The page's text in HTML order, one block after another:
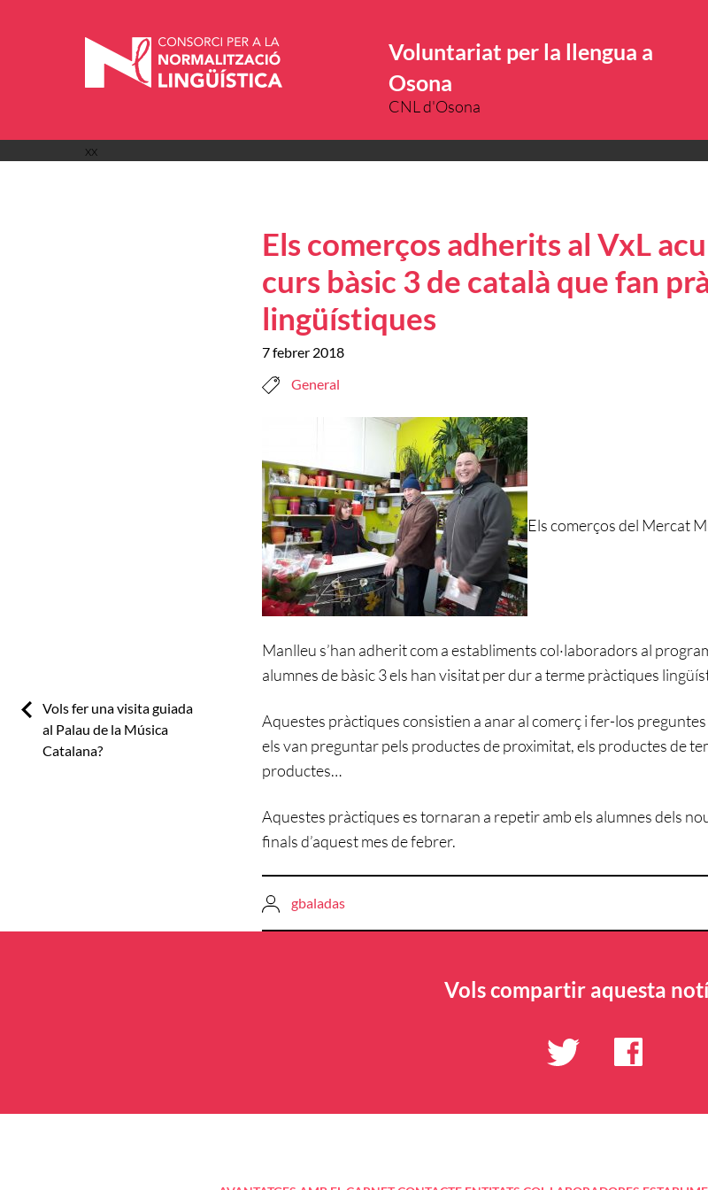
Voluntariat per la llengua a
Osona
CNL d'Osona
xx
Els comerços adherits al VxL
curs bàsic 3 de català que fan
lingüístiques
7 febrer 2018
General
Els comerços del Mercat
Manlleu s’han adherit com a establiments col·laboradors al
alumnes de bàsic 3 els han visitat per dur a terme pràctiques
Aquestes pràctiques consistien a anar al comerç i fer-los
els van preguntar pels productes de proximitat, els productes de
productes…
Aquestes pràctiques es tornaran a repetir amb els alumnes dels
finals d’aquest mes de febrer.
gbaladas
Previous:
Vols fer una visita guiada
al Palau de la Música
Catalana?
Vols compartir aquesta